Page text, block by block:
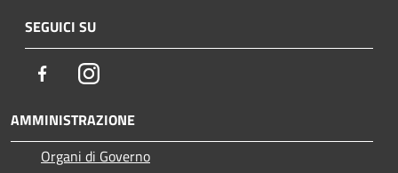
SEGUICI SU
FacebookInstagram
AMMINISTRAZIONE
Organi di Governo